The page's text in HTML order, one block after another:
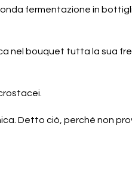
fermentazione in
nel bouquet tutta la sua
Detto ciò, perché non